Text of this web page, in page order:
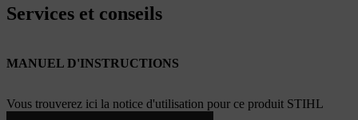
Services et conseils
MANUEL D'INSTRUCTIONS
Vous trouverez ici la notice d'utilisation pour ce produit STIHL